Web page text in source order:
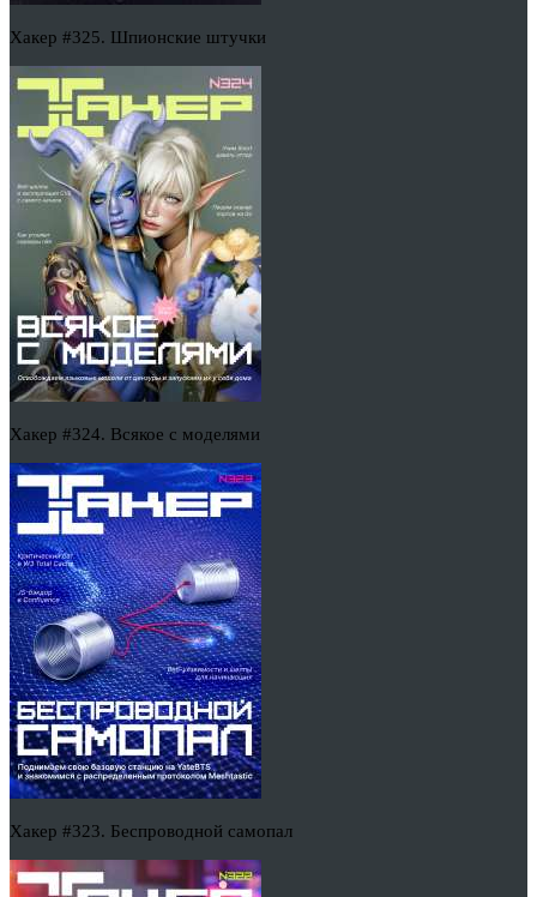
Хакер #325. Шпионские штучки
Хакер #324. Всякое с моделями
Хакер #323. Беспроводной самопал